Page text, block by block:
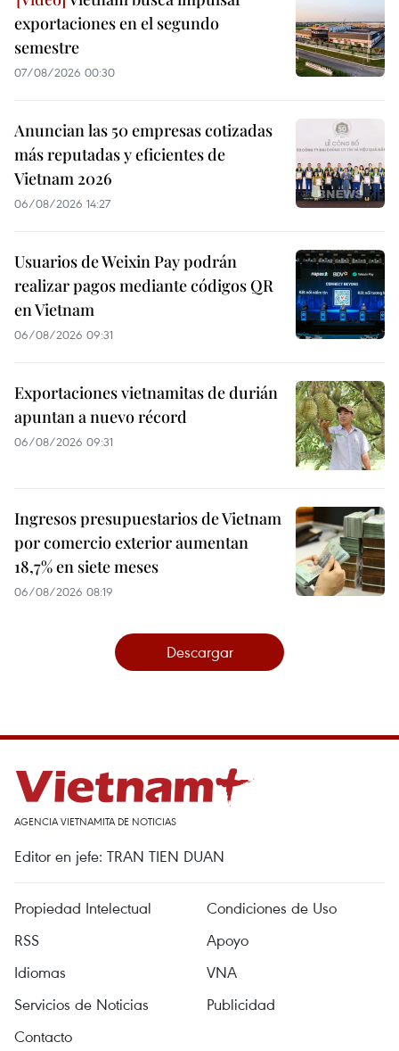
exportaciones en el segundo
semestre
07/08/2026 00:30
Anuncian las 50 empresas cotizadas
más reputadas y eficientes de
Vietnam 2026
06/08/2026 14:27
Usuarios de Weixin Pay podrán
realizar pagos mediante códigos QR
en Vietnam
06/08/2026 09:31
Exportaciones vietnamitas de durián
apuntan a nuevo récord
06/08/2026 09:31
Ingresos presupuestarios de Vietnam
por comercio exterior aumentan
18,7% en siete meses
06/08/2026 08:19
Descargar
AGENCIA VIETNAMITA DE NOTICIAS
Editor en jefe: TRAN TIEN DUAN
Propiedad Intelectual
Condiciones de Uso
RSS
Apoyo
Idiomas
VNA
Servicios de Noticias
Publicidad
Contacto